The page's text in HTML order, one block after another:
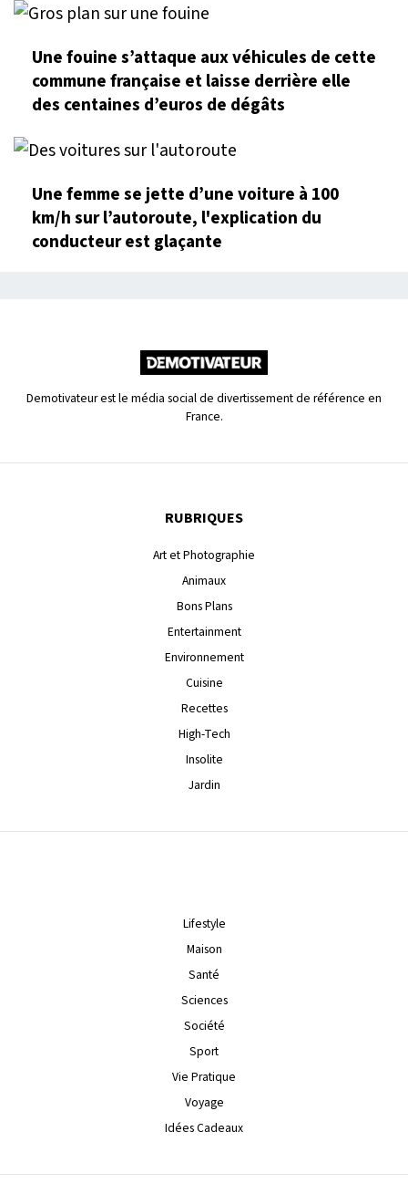
Une fouine s’attaque aux véhicules de cette
commune française et laisse derrière elle
des centaines d’euros de dégâts
Une femme se jette d’une voiture à 100
km/h sur l’autoroute, l'explication du
conducteur est glaçante
Demotivateur est le média social de divertissement de référence en
France.
RUBRIQUES
Art et Photographie
Animaux
Bons Plans
Entertainment
Environnement
Cuisine
Recettes
High-Tech
Insolite
Jardin
Lifestyle
Maison
Santé
Sciences
Société
Sport
Vie Pratique
Voyage
Idées Cadeaux